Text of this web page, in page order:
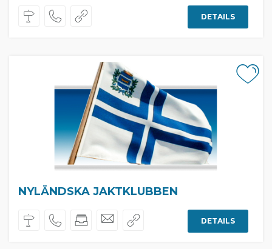
DETAILS
NYLÄNDSKA JAKTKLUBBEN
DETAILS